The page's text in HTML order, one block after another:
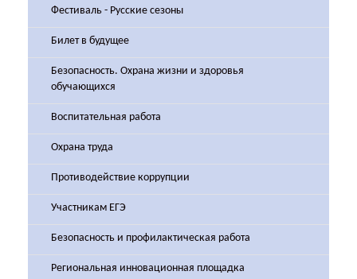
Фестиваль - Русские сезоны
Билет в будущее
Безопасность. Охрана жизни и здоровья
обучающихся
Воспитательная работа
Охрана труда
Противодействие коррупции
Участникам ЕГЭ
Безопасность и профилактическая работа
Региональная инновационная площадка